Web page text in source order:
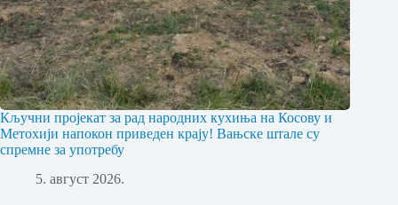
Кључни пројекат за рад народних кухиња на Косову и
Метохији напокон приведен крају! Вањске штале су
спремне за употребу
5. август 2026.